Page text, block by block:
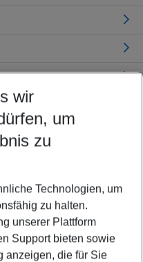
best
wir
um
zu
Technologien, um
zu halten.
unserer Plattform
Support bieten sowie
anzeigen, die für Sie